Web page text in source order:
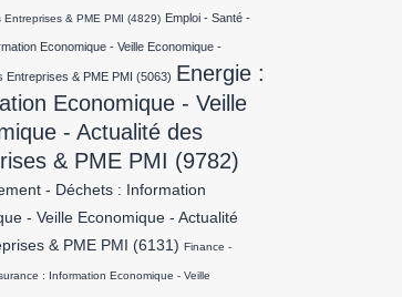
Entreprises & PME PMI (4829) Emploi - Santé -
Economique - Veille Economique -
Entreprises & PME PMI (5063) Energie :
Economique - Veille
- Actualité des
& PME PMI (9782)
- Déchets : Information
- Veille Economique - Actualité
& PME PMI
(6131) Finance -
: Information Economique - Veille